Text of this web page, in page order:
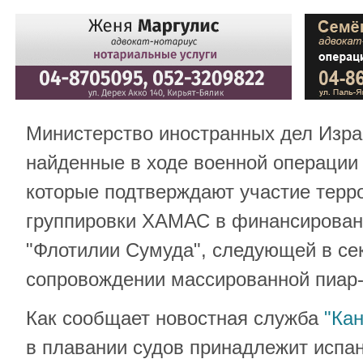
Министерство иностранных дел
найденные в ходе военной
которые подтверждают участие
группировки ХАМАС в
"Флотилии Сумуда", следующей в
сопровождении массированной
Как сообщает новостная служба
в плавании судов принадлежит